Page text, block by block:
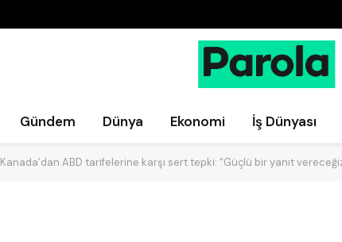
Gündem Dünya Ekonomi İş Dünyası
Kanada’dan ABD tarifelerine karşı sert tepki: “Güçlü bir yanıt